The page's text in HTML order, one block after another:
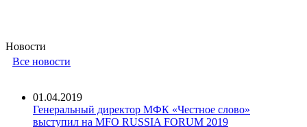
Новости
Все новости
01.04.2019
Генеральный директор МФК «Честное слово»
выступил на MFO RUSSIA FORUM 2019